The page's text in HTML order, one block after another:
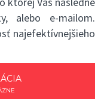
alebo e-mailom.
najefektívnejšieho